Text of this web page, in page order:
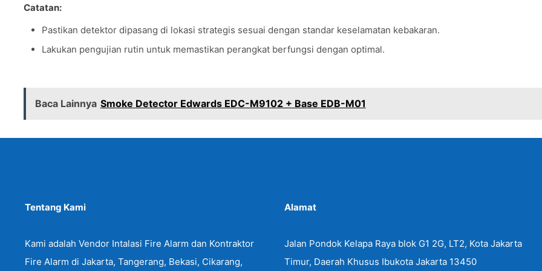
Catatan:
Pastikan detektor dipasang di lokasi strategis sesuai dengan standar keselamatan kebakaran.
Lakukan pengujian rutin untuk memastikan perangkat berfungsi dengan optimal.
Baca Lainnya Smoke Detector Edwards EDC-M9102 + Base EDB-M01
Tentang Kami
Kami adalah Vendor Intalasi Fire Alarm dan Kontraktor
Fire Alarm di Jakarta, Tangerang, Bekasi, Cikarang,
Alamat
Jalan Pondok Kelapa Raya blok G1 2G, LT2, Kota Jakarta
Timur, Daerah Khusus Ibukota Jakarta 13450